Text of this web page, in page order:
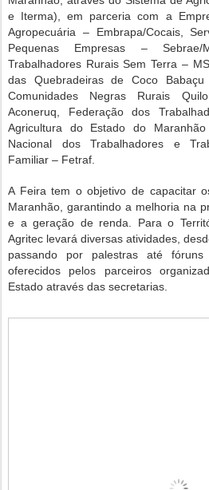
e Iterma), em parceria com a
Agropecuária – Embrapa/Cocais,
Pequenas Empresas –
Trabalhadores Rurais Sem Terra –
das Quebradeiras de Coco
Comunidades Negras Rurais
Aconeruq, Federação dos
Agricultura do Estado do
Nacional dos Trabalhadores e
Familiar – Fetraf.
A Feira tem o objetivo de capacitar
Maranhão, garantindo a melhoria na
e a geração de renda. Para o
Agritec levará diversas atividades,
passando por palestras até
oferecidos pelos parceiros
Estado através das secretarias.